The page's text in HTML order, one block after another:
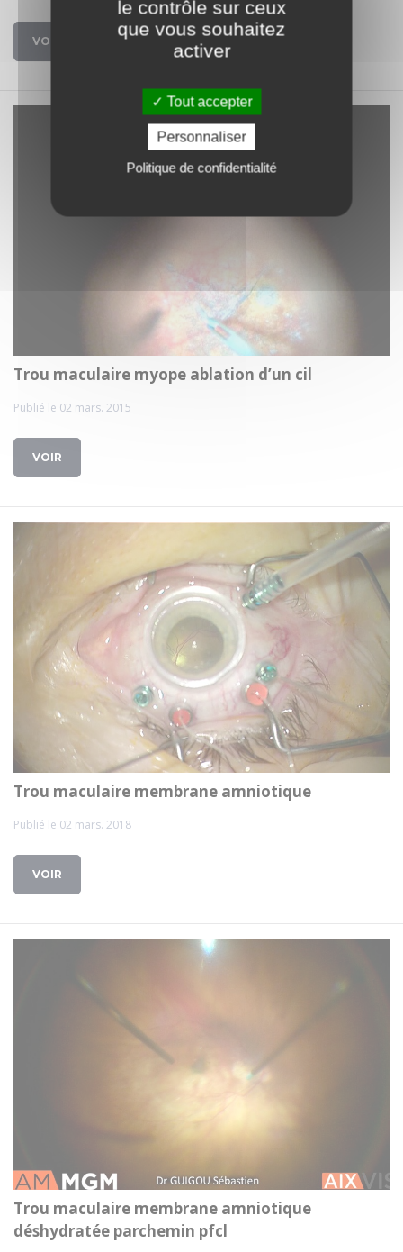
VOIR
Trou maculaire myope ablation d’un cil
Publié le 02 mars. 2015
VOIR
Trou maculaire membrane amniotique
Publié le 02 mars. 2018
VOIR
Trou maculaire membrane amniotique
déshydratée parchemin pfcl
le contrôle sur ceux
que vous souhaitez
activer
Tout accepter
Personnaliser
Politique de confidentialité